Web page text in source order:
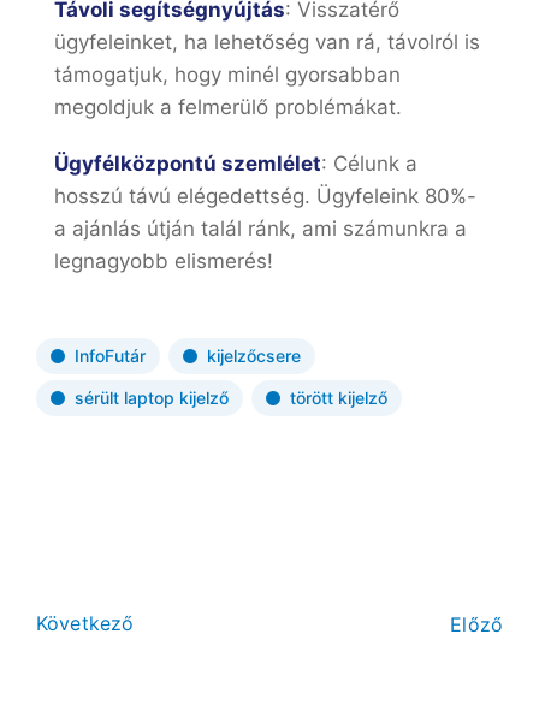
Távoli segítségnyújtás: Visszatérő
ügyfeleinket, ha lehetőség van rá, távolról is
támogatjuk, hogy minél gyorsabban
megoldjuk a felmerülő problémákat.
Ügyfélközpontú szemlélet: Célunk a
hosszú távú elégedettség. Ügyfeleink 80%-
a ajánlás útján talál ránk, ami számunkra a
legnagyobb elismerés!
InfoFutár kijelzőcsere
sérült laptop kijelző törött kijelző
Következő Előző